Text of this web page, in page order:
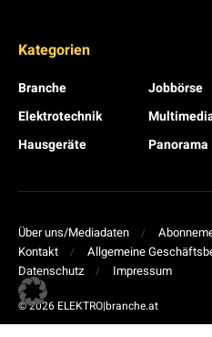
Kategorien
Branche
Elektrotechnik
Hausgeräte
Jobbörse
Panorama
Über uns/Mediadaten
Kontakt
Allgemeine
Datenschutz
Impressum
© 2026 ELEKTRO|branche.at